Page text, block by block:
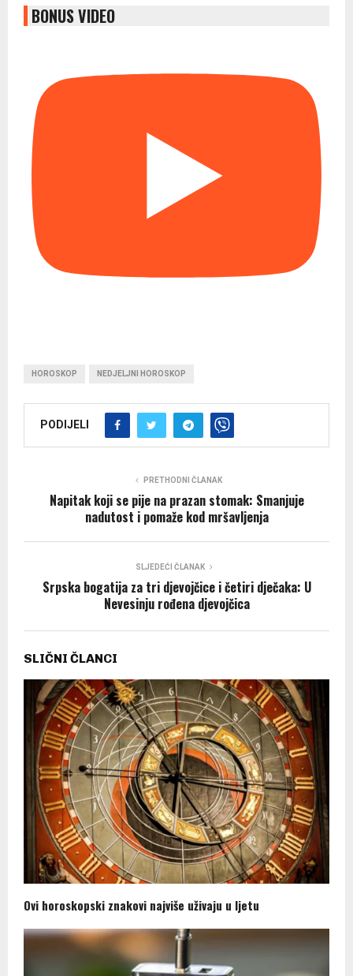
BONUS VIDEO
HOROSKOP NEDJELJNI HOROSKOP
PODIJELI
PRETHODNI ČLANAK
Napitak koji se pije na prazan stomak: Smanjuje
nadutost i pomaže kod mršavljenja
SLJEDEĆI ČLANAK
Srpska bogatija za tri d‌jevojčice i četiri d‌ječaka: U
Nevesinju rođena djevojčica
SLIČNI ČLANCI
Ovi horoskopski znakovi najviše uživaju u ljetu